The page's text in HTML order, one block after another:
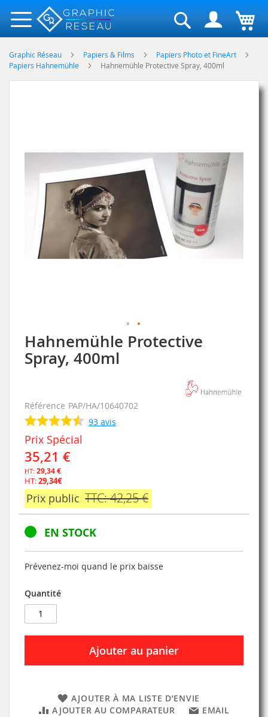
Rechercher
Graphic Réseau Papiers & Films
Papiers Photo et FineArt
Papiers Hahnemühle
Hahnemühle Protective Spray, 400ml
Hahnemühle Protective
Spray, 400ml
Référence PAP/HA/10640702
93 avis
Prix Spécial
35,21 €
29,34 €
HT:29,34€
Prix public TTC: 42,25 €
EN STOCK
Prévenez-moi quand le prix baisse
Quantité
Ajouter au panier
AJOUTER À MA LISTE D’ENVIE
AJOUTER AU COMPARATEUR
EMAIL
images
gallery
Skip
to
the
images
gallery